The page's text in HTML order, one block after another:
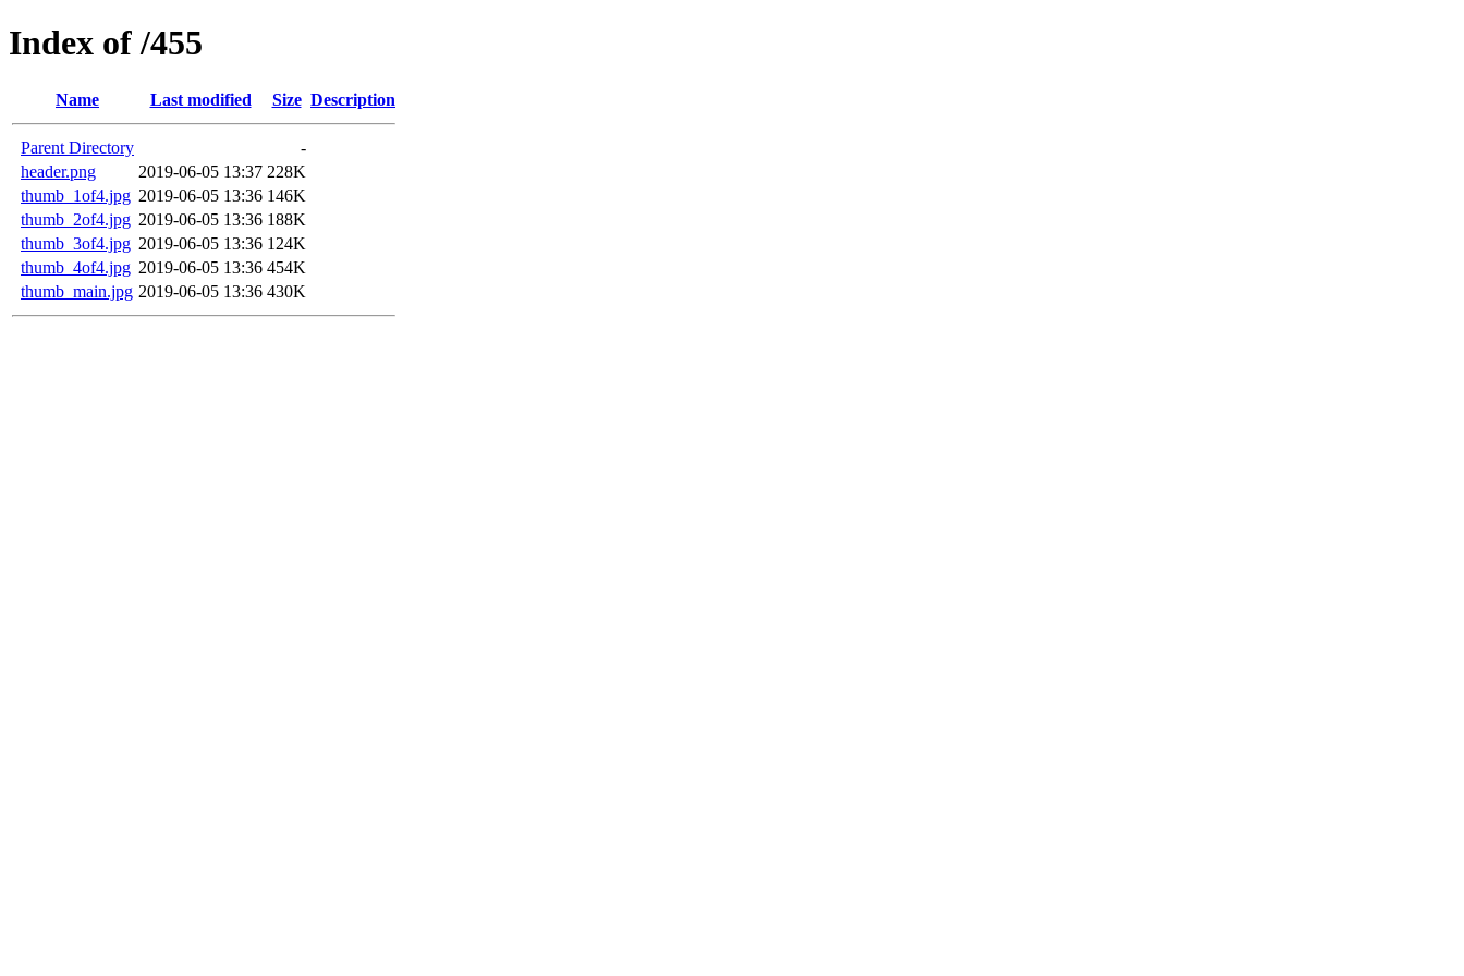
Index of /455
Name Last modified Size Description
Parent Directory
-
header.png
2019-06-05 13:37 228K
thumb_1of4.jpg 2019-06-05 13:36 146K
thumb_2of4.jpg 2019-06-05 13:36 188K
thumb_3of4.jpg 2019-06-05 13:36 124K
thumb_4of4.jpg 2019-06-05 13:36 454K
thumb_main.jpg 2019-06-05 13:36 430K